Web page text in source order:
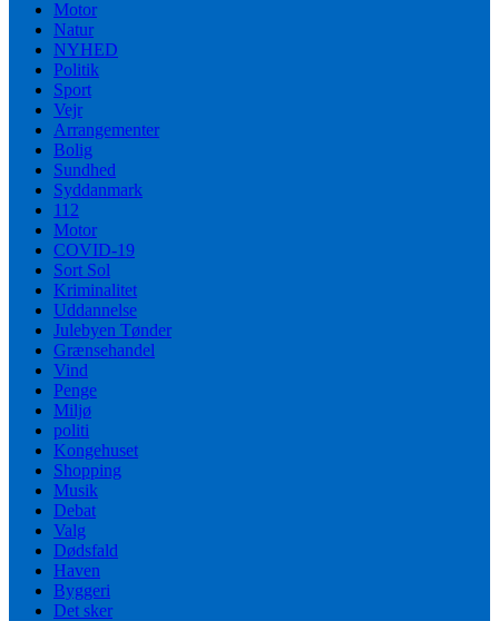
Motor
Natur
NYHED
Politik
Sport
Vejr
Arrangementer
Bolig
Sundhed
Syddanmark
112
Motor
COVID-19
Sort Sol
Kriminalitet
Uddannelse
Julebyen Tønder
Grænsehandel
Vind
Penge
Miljø
politi
Kongehuset
Shopping
Musik
Debat
Valg
Dødsfald
Haven
Byggeri
Det sker